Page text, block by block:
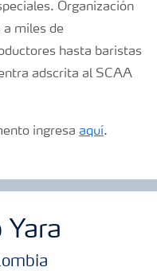
Organización
a miles de
hasta baristas
adscrita al SCAA
ingresa aquí.
Yara